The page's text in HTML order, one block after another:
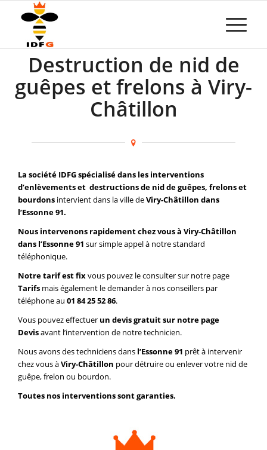
Destruction de nid de
guêpes et frelons à Viry-
Châtillon
La société IDFG spécialisé dans les interventions
d’enlèvements et destructions de nid de guêpes, frelons et
bourdons intervient dans la ville deViry-Châtillon dans
l’Essonne 91.
Nous intervenons rapidement chez vous à Viry-Châtillon
dans l’Essonne 91 sur simple appel à notre standard
téléphonique.
Notre tarif est fixvous pouvez le consulter sur notre page
Tarifs mais également le demander à nos conseillers par
téléphone au 01 84 25 52 86.
Vous pouvez effectuer un devis gratuit sur notre page
Devisavant l’intervention de notre technicien.
Nous avons des techniciens dans l’Essonne 91 prêt à intervenir
chez vous àViry-Châtillon pour détruire ou enlever votre nid de
guêpe, frelon ou bourdon.
Toutes nos interventions sont garanties.